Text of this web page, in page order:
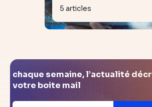
5 articles
chaque semaine, l’actualité
votre boite mail